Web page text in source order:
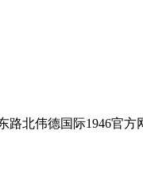
路北伟德国际1946官方